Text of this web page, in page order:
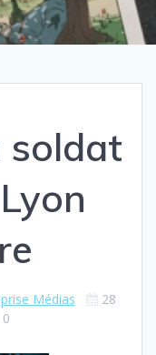
soldat
Médias
28
0